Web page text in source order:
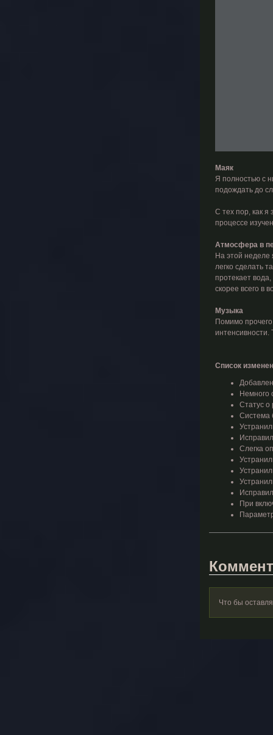
Маяк
Я полностью с
подождать до
С тех пор, как я
процессе
Атмосфера в
На этой неделе
легко сделать
протекает
скорее всего в
Музыка
Помимо
Список
Немного
Статус о
Система
Слегка
При
Что бы